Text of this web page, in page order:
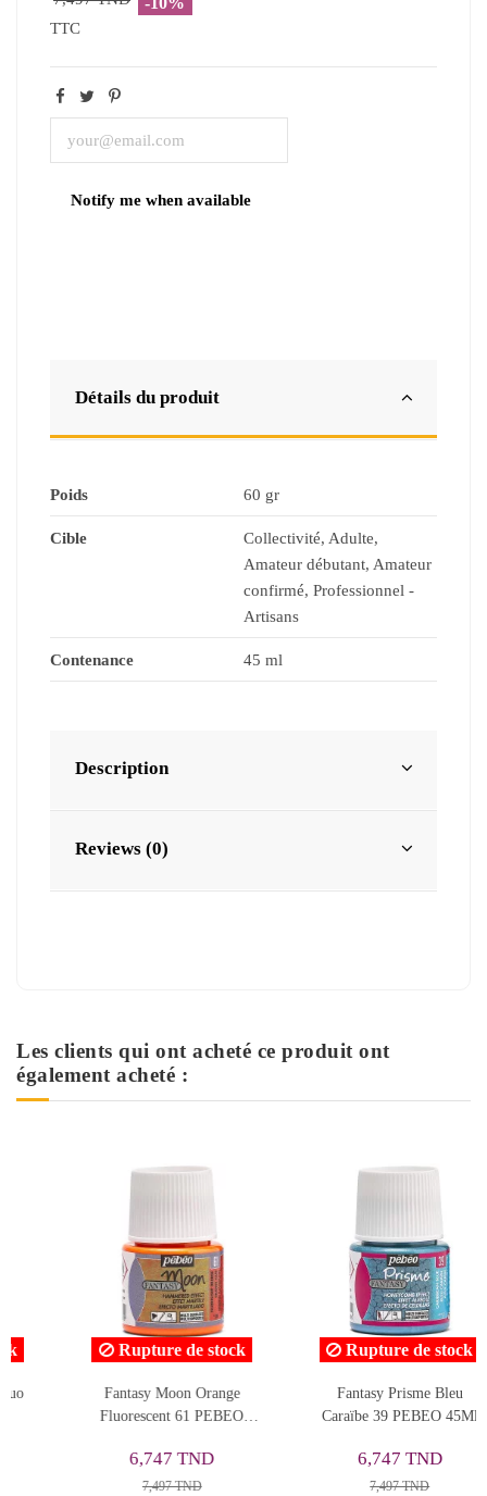
TTC
Détails du produit
Poids 60 gr
Cible
Collectivité, Adulte,
Amateur débutant, Amateur
confirmé, Professionnel -
Artisans
Contenance 45 ml
Description
Reviews (0)
Les clients qui ont acheté ce produit ont
également acheté :
Rupture de stock
Fantasy Prisme Bleu
Caraïbe 39 PEBEO 45Ml
6,747 TND
7,497 TND
Rupture de stock
Fantasy Prisme Jaune Fluo
60 PEBEO 45Ml
6,747 TND
7,497 TND